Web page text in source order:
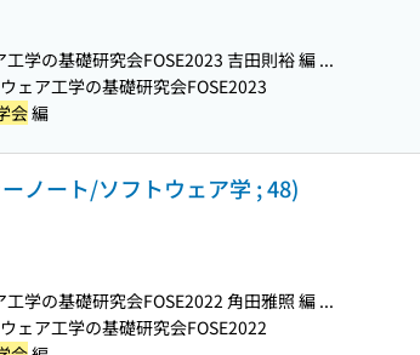
工学の基礎研究会FOSE2023 吉田則裕 編 ...
ェア工学の基礎研究会FOSE2023
会編
ノート/ソフトウェア学 ; 48)
工学の基礎研究会FOSE2022 角田雅照 編 ...
ェア工学の基礎研究会FOSE2022